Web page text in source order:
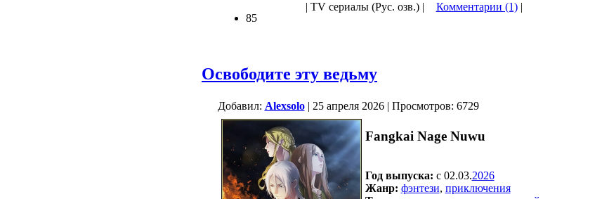
85
| TV сериалы (Рус. озв.) | Комментарии (1)|
Освободите эту ведьму
Добавил: Alexsolo| 25 апреля 2026 | Просмотров: 6729
Fangkai Nage Nuwu
Год выпуска: c 02.03.2026
Жанр: фэнтези, приключения